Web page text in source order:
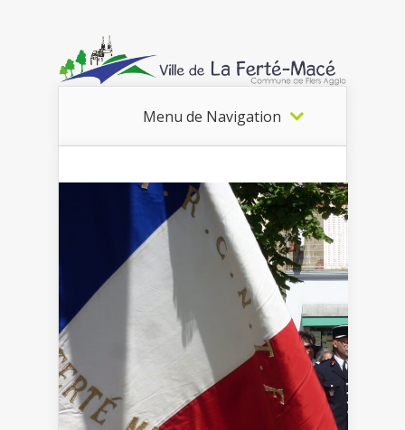
Menu de Navigation